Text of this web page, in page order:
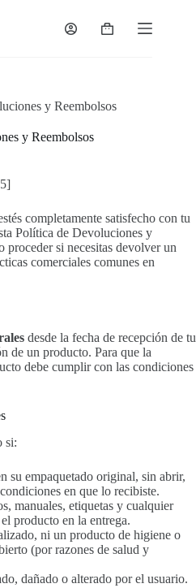
Shopping
y Reembolsos
y Reembolsos
completamente satisfecho con tu
Política de Devoluciones y
proceder si necesitas devolver un
comerciales comunes en
desde la fecha de recepción de tu
de un producto. Para que la
debe cumplir con las condiciones
si:
su empaquetado original, sin abrir,
en que lo recibiste.
manuales, etiquetas y cualquier
producto en la entrega.
ni un producto de higiene o
(por razones de salud y
dañado o alterado por el usuario.